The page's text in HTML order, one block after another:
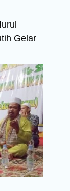
Gelar